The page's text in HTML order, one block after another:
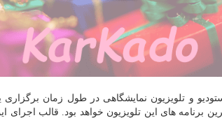
و تلویزیون نمایشگاهی در طول زمان برگزاری
برنامه های این تلویزیون خواهد بود. قالب اجرای